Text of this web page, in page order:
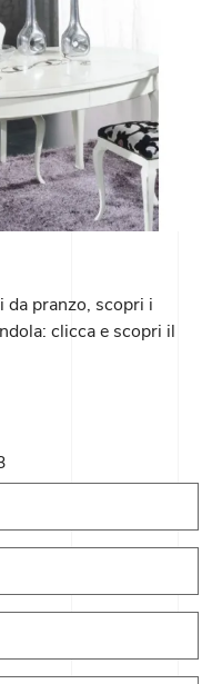
da pranzo, scopri i
clicca e scopri il